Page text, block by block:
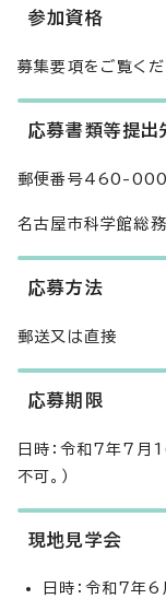
参加資格
募集要項をご覧くだ
応募書類等提出
郵便番号460-
名古屋市科学館総
応募方法
郵送又は直接
応募期限
日時：令和7年7月
不可。）
現地見学会
日時：令和7年